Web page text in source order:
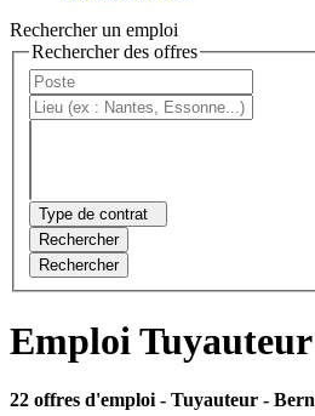
Rechercher un emploi
Rechercher des offres
Type de contrat
Rechercher
Rechercher
Emploi
22 offres d'emploi - Tuyauteur -